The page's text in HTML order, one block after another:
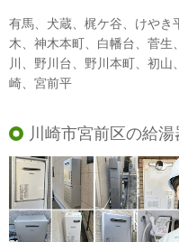
有馬、犬蔵、梶ケ谷、けやき
木、神木本町、白幡台、菅生
川、野川台、野川本町、初
崎、宮前平
川崎市宮前区の給湯